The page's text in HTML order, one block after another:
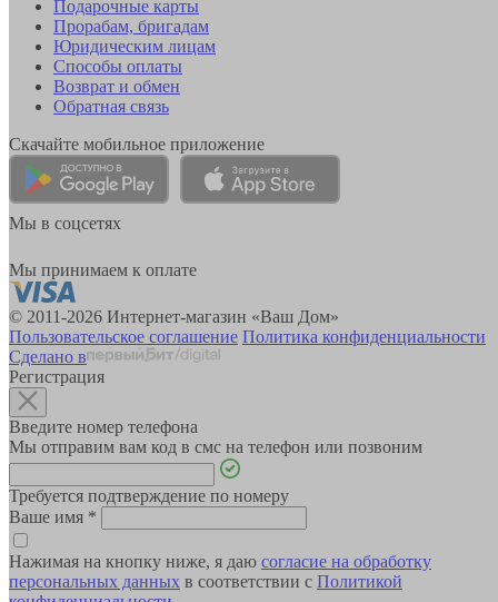
Подарочные карты
Прорабам, бригадам
Юридическим лицам
Способы оплаты
Возврат и обмен
Обратная связь
Скачайте мобильное приложение
Мы в соцсетях
Мы принимаем к оплате
© 2011-2026 Интернет-магазин «Ваш Дом»
Пользовательское соглашение Политика конфиденциальности
Сделано в
Регистрация
Введите номер телефона
Мы отправим вам код в смс на телефон или позвоним
Требуется подтверждение по номеру
Ваше имя *
Нажимая на кнопку ниже, я даю согласие на обработку
персональных данных в соответствии с Политикой